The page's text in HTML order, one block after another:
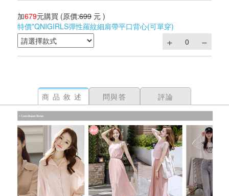
加679元購買 (原價:699 元 )
特價*QNIGIRLS彈性羅紋細肩帶平口背心(可單穿)
商品敘述 問與答 評論